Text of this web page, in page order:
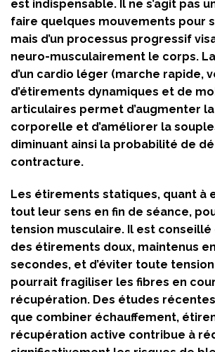
est indispensable. Il ne s’agit pas
faire quelques mouvements pour
mais d’un processus progressif
neuro-musculairement le corps.
d’un cardio léger (marche rapide,
d’étirements dynamiques et de
articulaires permet d’augmenter
corporelle et d’améliorer la
diminuant ainsi la probabilité de
contracture.
Les étirements statiques, quant à
tout leur sens en fin de séance,
tension musculaire. Il est
des étirements doux, maintenus
secondes, et d’éviter toute
pourrait fragiliser les fibres en
récupération. Des études
que combiner échauffement,
récupération active contribue à